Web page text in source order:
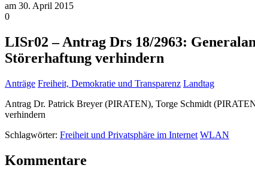
am 30. April 2015
0
LISr02 – Antrag Drs 18/2963:
Störerhaftung verhindern
Anträge Freiheit, Demokratie und Transparenz Landtag
Antrag Dr. Patrick Breyer (PIRATEN), Torge Schmidt
verhindern
Schlagwörter: Freiheit und Privatsphäre im Internet WLAN
Kommentare